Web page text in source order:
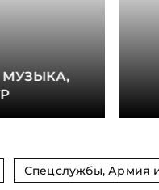
МУЗЫКА,
Спецслужбы, Армия